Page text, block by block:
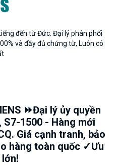
đến từ Đức. Đại lý phân phối
và đầy đủ chứng từ, Luôn có
⏩Đại lý ủy quyền
S7-1500 - Hàng mới
Giá cạnh tranh, bảo
hàng toàn quốc ✓Ưu